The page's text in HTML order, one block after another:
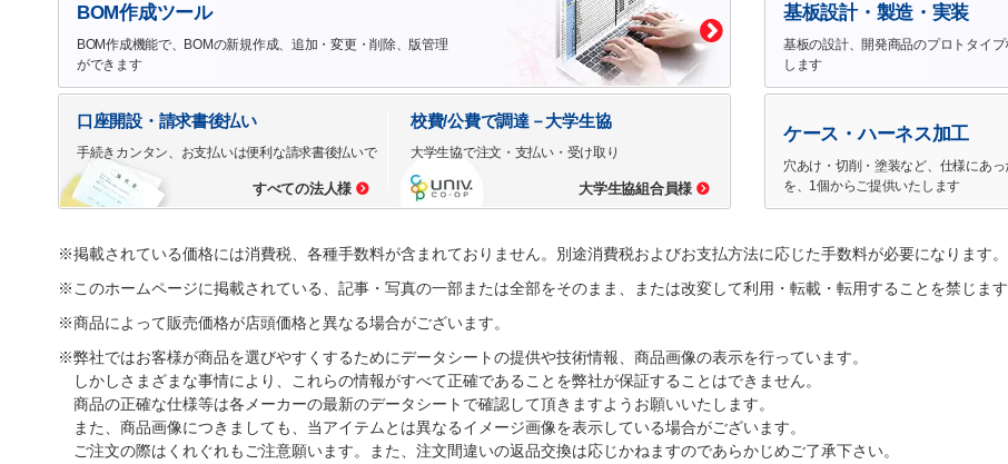
BOM作成ツール
BOM作成機能で、BOMの新規作成、追加・変更・削除、版管理
ができます
口座開設・請求書後払い
手続きカンタン、お支払いは便利な請求書後払いで
すべての法人様
校費/公費で調達－大学生協
大学生協で注文・支払い・受け取り
大学生協組合員様
基板設計・製造・実装
基板の設計、開発商品のプロトタイ
します
ケース・ハーネス加工
穴あけ・切削・塗装など、仕様にあ
を、1個からご提供いたします
※掲載されている価格には消費税、各種手数料が含まれておりません。別途消費税およびお支払方法に応じた手数料が必要になります。
※このホームページに掲載されている、記事・写真の一部または全部をそのまま、または改変して利用・転載・転用することを禁じます
※商品によって販売価格が店頭価格と異なる場合がございます。
※弊社ではお客様が商品を選びやすくするためにデータシートの提供や技術情報、商品画像の表示を行っています。
しかしさまざまな事情により、これらの情報がすべて正確であることを弊社が保証することはできません。
商品の正確な仕様等は各メーカーの最新のデータシートで確認して頂きますようお願いいたします。
また、商品画像につきましても、当アイテムとは異なるイメージ画像を表示している場合がございます。
ご注文の際はくれぐれもご注意願います。また、注文間違いの返品交換は応じかねますのであらかじめご了承下さい。